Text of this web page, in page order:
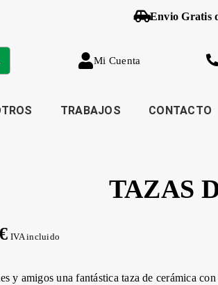
Envio Gratis
Mi Cuenta
TRABAJOS CONTACTO
TAZAS
IVA incluido
y amigos una fantástica taza de cerámica